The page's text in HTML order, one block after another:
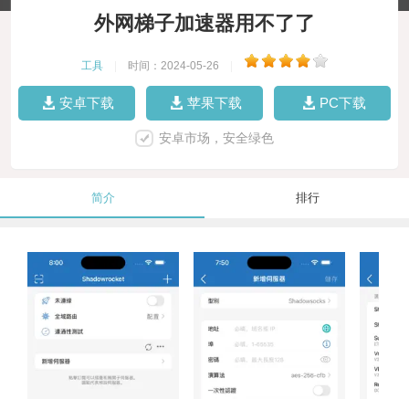
外网梯子加速器用不了了
工具 时间：2024-05-26
安卓下载 苹果下载 PC下载
安卓市场，安全绿色
简介 排行